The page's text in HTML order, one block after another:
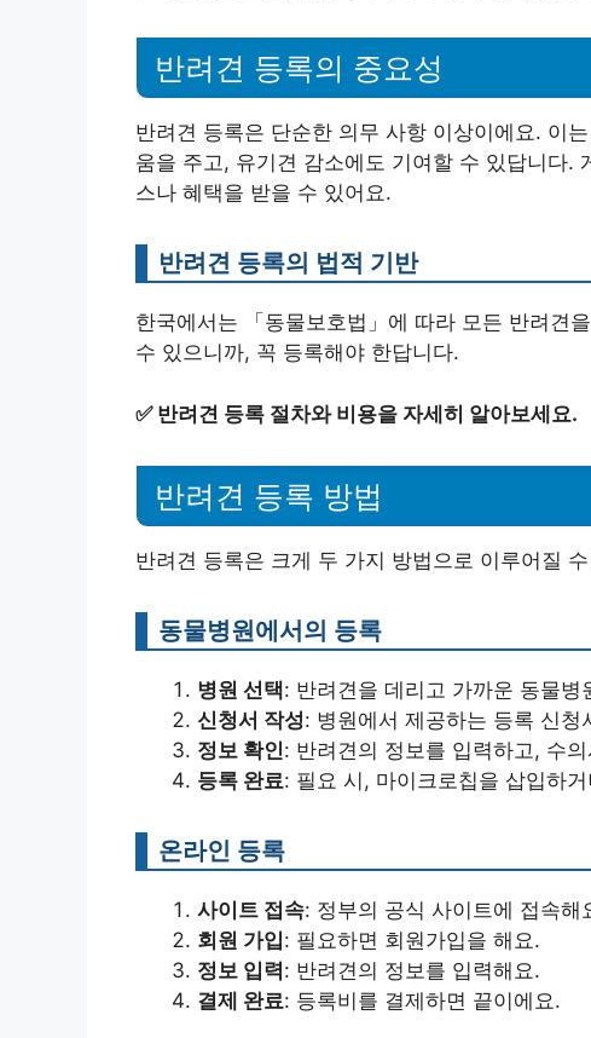
반려견 등록의 중요성
반려견 등록은 단순한 의무 사항 이상이에요. 이
움을 주고, 유기견 감소에도 기여할 수 있답니다.
스나 혜택을 받을 수 있어요.
반려견 등록의 법적 기반
한국에서는 「동물보호법」에 따라 모든 반려견
수 있으니까, 꼭 등록해야 한답니다.
✅ 반려견 등록 절차와 비용을 자세히 알아보세요.
반려견 등록 방법
반려견 등록은 크게 두 가지 방법으로 이루어질
동물병원에서의 등록
병원 선택: 반려견을 데리고 가까운 동물병
신청서 작성: 병원에서 제공하는 등록 신청
정보 확인: 반려견의 정보를 입력하고, 수
등록 완료: 필요 시, 마이크로칩을 삽입하
온라인 등록
사이트 접속: 정부의 공식 사이트에 접속해
회원 가입: 필요하면 회원가입을 해요.
정보 입력: 반려견의 정보를 입력해요.
결제 완료: 등록비를 결제하면 끝이에요.